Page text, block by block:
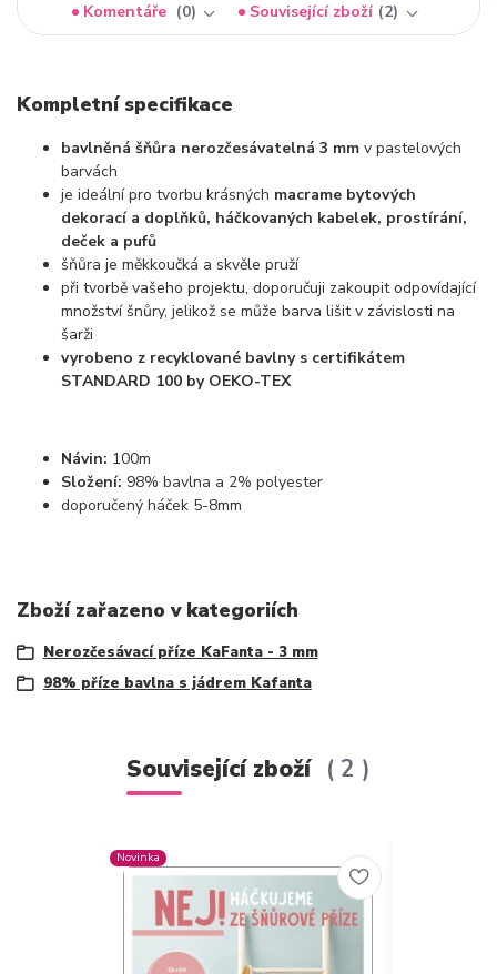
Komentáře
0 Související zboží 2
Kompletní specifikace
bavlněná šňůra nerozčesávatelná 3 mm v pastelových
barvách
je ideální pro tvorbu krásných macrame bytových
dekorací a doplňků, háčkovaných kabelek, prostírání,
deček a pufů
šňůra je měkkoučká a skvěle pruží
při tvorbě vašeho projektu, doporučuji zakoupit odpovídající
množství šnůry, jelikož se může barva lišit v závislosti na
šarži
vyrobeno z recyklované bavlny s certifikátem
STANDARD 100 by OEKO-TEX
Návin: 100m
Složení: 98% bavlna a 2% polyester
doporučený háček 5-8mm
Zboží zařazeno v kategoriích
Nerozčesávací příze KaFanta - 3 mm
98% příze bavlna s jádrem Kafanta
Související zboží 2
Novinka